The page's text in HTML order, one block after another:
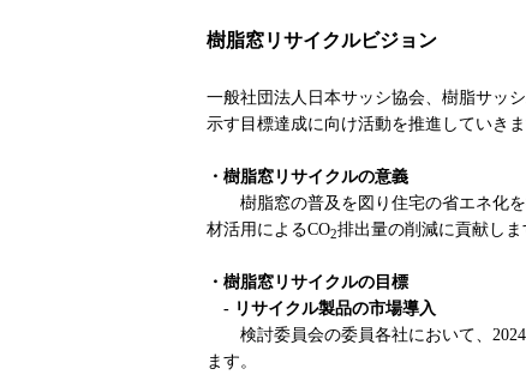
樹脂窓リサイクルビジョン
一般社団法人日本サッシ協会、樹脂サッ
示す目標達成に向け活動を推進していきま
・樹脂窓リサイクルの意義
樹脂窓の普及を図り住宅の省エネ化
材活用によるCO2排出量の削減に貢献しま
・樹脂窓リサイクルの目標
- リサイクル製品の市場導入
検討委員会の委員各社において、
ます。